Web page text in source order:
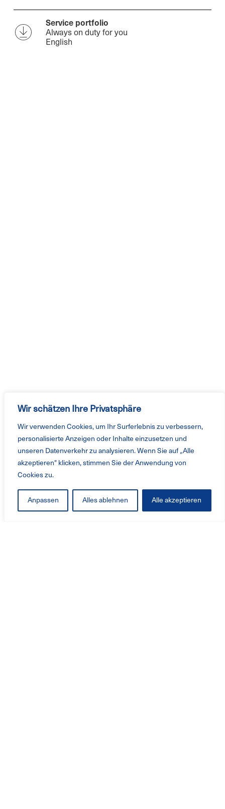
Wir schätzen Ihre Privatsphäre
Wir verwenden Cookies, um Ihr Surferlebnis zu verbessern,
personalisierte Anzeigen oder Inhalte einzusetzen und
unseren Datenverkehr zu analysieren. Wenn Sie auf „Alle
akzeptieren" klicken, stimmen Sie der Anwendung von
Cookies zu.
Anpassen Alles ablehnen Alle akzeptieren
Service portfolio
Always on duty for you
English